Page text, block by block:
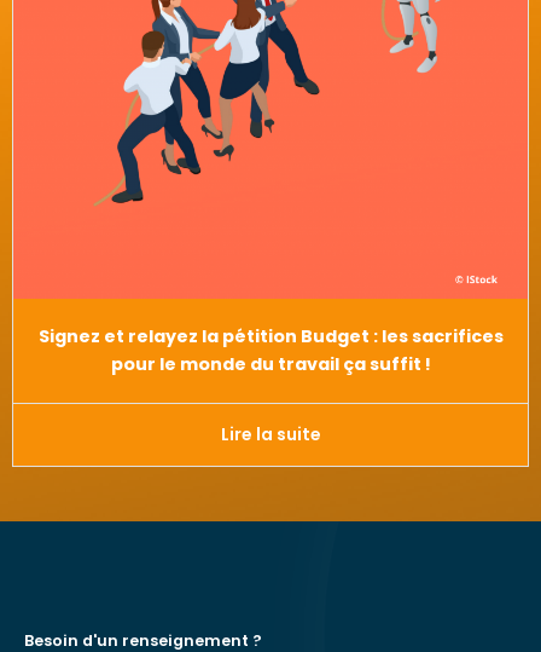
Signez et relayez la pétition Budget : les sacrifices
pour le monde du travail ça suffit !
Lire la suite
Besoin d'un renseignement ?